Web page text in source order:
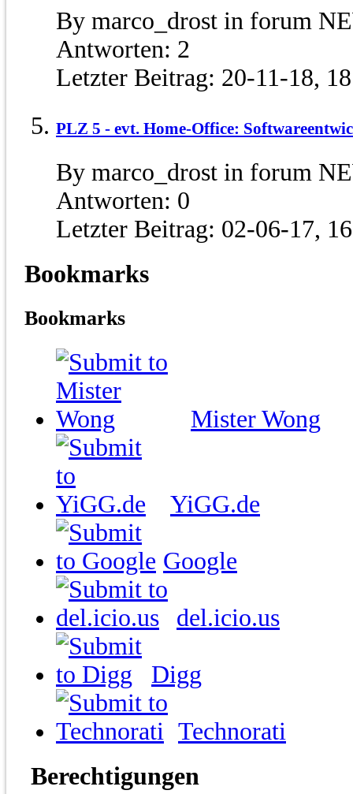
By marco_drost in forum
Antworten: 2
Letzter Beitrag: 20-11-18,
PLZ 5 - evt. Home-Office:
By marco_drost in forum
Antworten: 0
Letzter Beitrag: 02-06-17,
Bookmarks
Bookmarks
Mister Wong
YiGG.de
Google
del.icio.us
Digg
Technorati
Berechtigungen